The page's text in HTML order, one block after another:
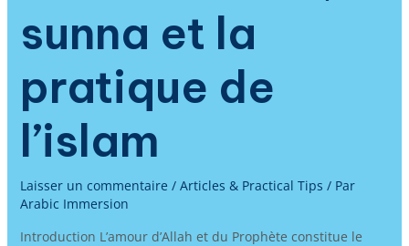
sunna et la
pratique de
l’islam
Laisser un commentaire / Articles & Practical Tips / Par
Arabic Immersion
Introduction L’amour d’Allah et du Prophète constitue le